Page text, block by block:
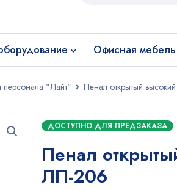
Офисная мебель
"Лайт" Пенал открытый
ДОСТУПНО ДЛЯ ПРЕДЗАКАЗА
Пенал
ЛП-206